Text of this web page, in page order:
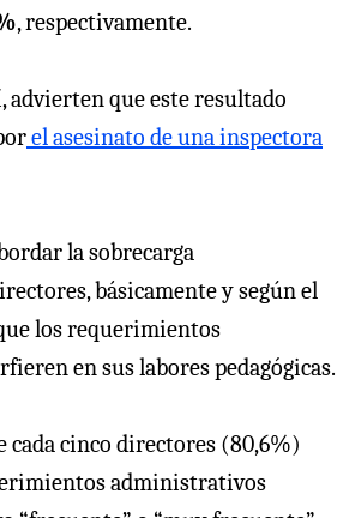
, respectivamente.
advierten que este resultado
el asesinato de una inspectora
la sobrecarga
básicamente y según el
los requerimientos
en sus labores pedagógicas.
cada cinco directores (80,6%)
administrativos